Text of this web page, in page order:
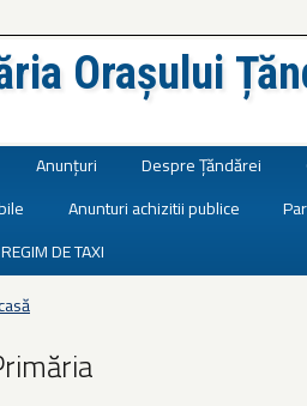
Orașului
Anunțuri Despre Țăndărei
Anunturi achizitii publice
DE TAXI
aici